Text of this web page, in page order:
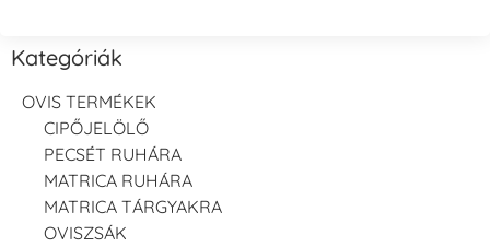
Kategóriák
OVIS TERMÉKEK
CIPŐJELÖLŐ
PECSÉT RUHÁRA
MATRICA RUHÁRA
MATRICA TÁRGYAKRA
OVISZSÁK